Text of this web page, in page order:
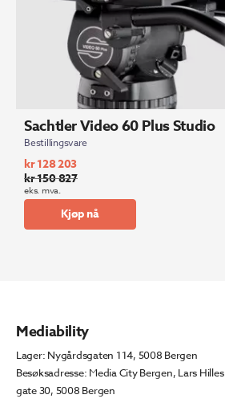
Sachtler Video 60 Plus Studio
Bestillingsvare
kr150 827
Opprinnelig
pris
kr128 203
Nåværende
pris
eks. mva.
Kjøp nå
Mediability
Lager: Nygårdsgaten 114, 5008 Bergen
Besøksadresse: Media City Bergen, Lars Hilles
gate 30, 5008 Bergen